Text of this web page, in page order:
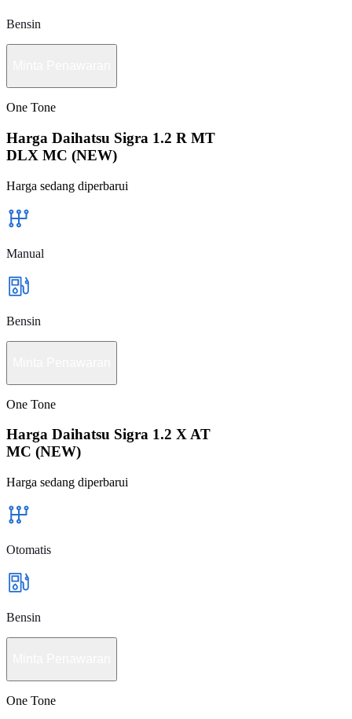
Bensin
One Tone
Harga Daihatsu Sigra 1.2 R MT
DLX MC (NEW)
Harga sedang diperbarui
Manual
Bensin
One Tone
Harga Daihatsu Sigra 1.2 X AT
MC (NEW)
Harga sedang diperbarui
Otomatis
Bensin
One Tone